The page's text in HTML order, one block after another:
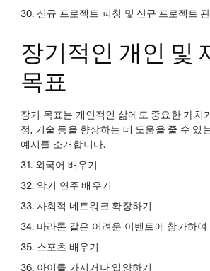
30. 신규 프로젝트 피칭 및 신규 프로젝트
장기적인 개인 및
목표
장기 목표는 개인적인 삶에도 중요한 가치
정, 기술 등을 향상하는 데 도움을 줄 수 있
예시를 소개합니다.
31. 외국어 배우기
32. 악기 연주 배우기
33. 사회적 네트워크 확장하기
34. 마라톤 같은 어려운 이벤트에 참가하여
35. 스포츠 배우기
36. 아이를 가지거나 입양하기